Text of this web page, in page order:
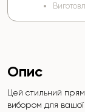
Опис
Цей стильний
вибором для вашої